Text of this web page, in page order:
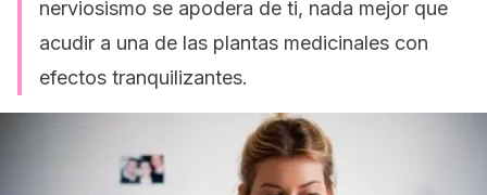
nerviosismo se apodera de ti, nada mejor que
acudir a una de las plantas medicinales con
efectos tranquilizantes.